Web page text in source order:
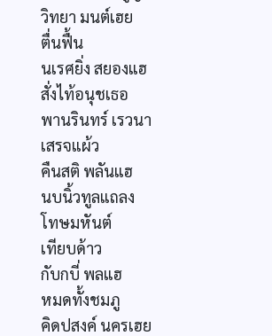
วิทยา มนต์เฮย
ตื่นฟื้น
นเรศยิ่ง สยองแฮ
สั่งไท้อนุชเธอ
พานรินทร์ เรวนา
เสรจแผ้ว
คืนสติ พลันแฮ
นบนิ้วทูลแถลง
โทษมหันต์
เทียบด้าว
กับกบี่ พลแฮ
หมดทั้งชมภู
คิดปสงค์ นครเฮย